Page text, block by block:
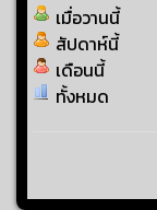
เมื่อวานนี้
สัปดาห์นี้
เดือนนี้
ทั้งหมด